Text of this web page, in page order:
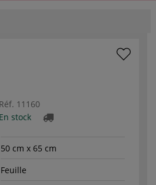
Réf. 11160
En stock
50 cm x 65 cm
Feuille